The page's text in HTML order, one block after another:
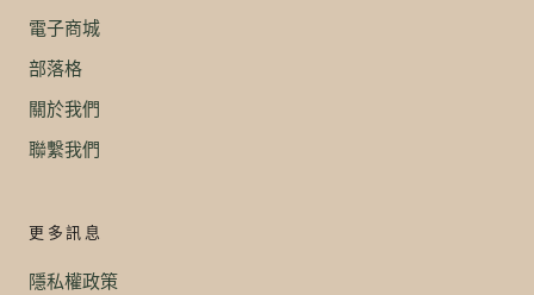
電子商城
部落格
關於我們
聯繫我們
更多訊息
隱私權政策